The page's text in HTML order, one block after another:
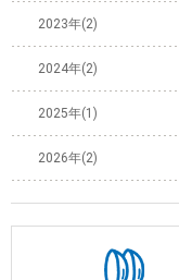
2023年(2)
2024年(2)
2025年(1)
2026年(2)